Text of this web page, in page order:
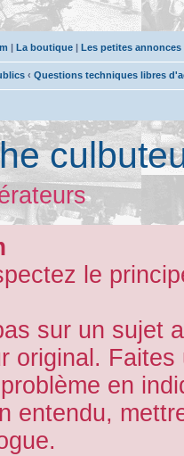
| La boutique | Les petites
‹ Questions techniques libres
le
sur un sujet
original.
en
entendu,